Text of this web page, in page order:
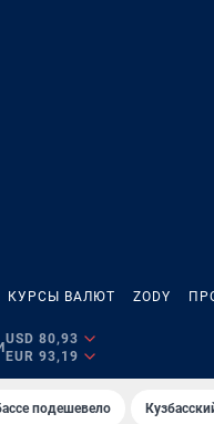
КУРСЫ ВАЛЮТ ZODY
USD 80,93
EUR 93,19
подешевело